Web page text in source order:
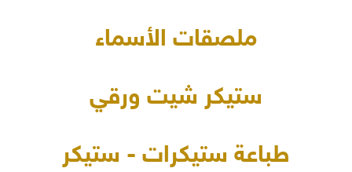
ملصقات الأسماء
ستيكر شيت ورقي
طباعة ستيكرات - ستيكر